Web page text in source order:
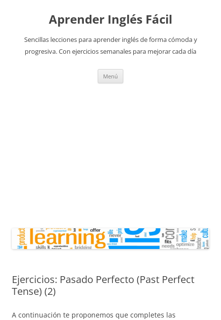
Aprender Inglés Fácil
Sencillas lecciones para aprender inglés de forma cómoda y
progresiva. Con ejercicios semanales para mejorar cada día
Menú
Ejercicios: Pasado Perfecto (Past Perfect
Tense) (2)
A continuación te proponemos que completes las